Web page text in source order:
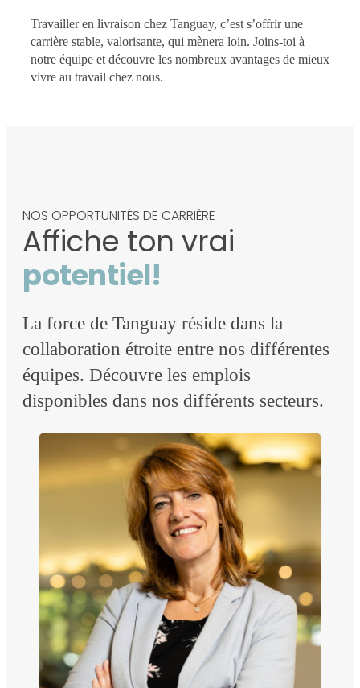
Travailler en livraison chez Tanguay, c’est s’offrir une
carrière stable, valorisante, qui mènera loin. Joins-toi à
notre équipe et découvre les nombreux avantages de mieux
vivre au travail chez nous.
NOS OPPORTUNITÉS DE CARRIÈRE
Affiche ton vrai
potentiel!
La force de Tanguay réside dans la
collaboration étroite entre nos différentes
équipes. Découvre les emplois
disponibles dans nos différents secteurs.